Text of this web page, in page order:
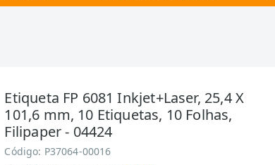
Etiqueta FP 6081 Inkjet+Laser, 25,4 X
101,6 mm, 10 Etiquetas, 10 Folhas,
Filipaper - 04424
Código: P37064-00016